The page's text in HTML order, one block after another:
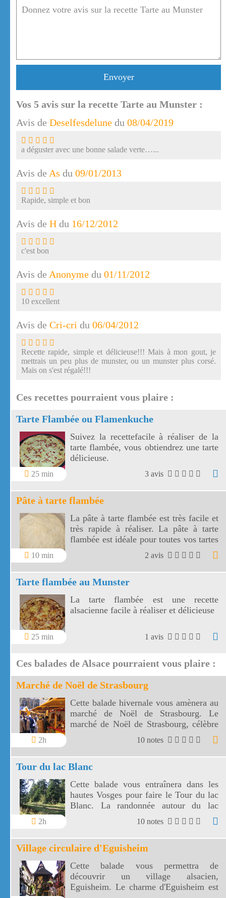
Envoyer
Vos 5 avis sur la recette Tarte au Munster :
Avis de Deselfesdelune du 08/04/2019
a déguster avec une bonne salade verte…...
Avis de As du 09/01/2013
Rapide, simple et bon
Avis de H du 16/12/2012
c'est bon
Avis de Anonyme du 01/11/2012
10 excellent
Avis de Cri-cri du 06/04/2012
Recette rapide, simple et délicieuse!!! Mais à mon gout, je
mettrais un peu plus de munster, ou un munster plus corsé.
Mais on s'est régalé!!!
Ces recettes pourraient vous plaire :
Tarte Flambée ou Flamenkuche
25 min
Suivez la recettefacile à réaliser de la
tarte flambée, vous obtiendrez une tarte
délicieuse.
3 avis
Pâte à tarte flambée
10 min
La pâte à tarte flambée est très facile et
très rapide à réaliser. La pâte à tarte
flambée est idéale pour toutes vos tartes
2 avis
Tarte flambée au Munster
25 min
La tarte flambée est une recette
alsacienne facile à réaliser et délicieuse
1 avis
Ces balades de Alsace pourraient vous plaire :
Marché de Noël de Strasbourg
2h
Cette balade hivernale vous amènera au
marché de Noël de Strasbourg. Le
marché de Noël de Strasbourg, célèbre
dans le monde entier, est le plus beau de
10 notes
Tour du lac Blanc
2h
Cette balade vous entraînera dans les
hautes Vosges pour faire le Tour du lac
Blanc. La randonnée autour du lac
Blanc est parsemée de panoramas
étendus et vertigineux.
10 notes
Village circulaire d'Eguisheim
Cette balade vous permettra de
découvrir un village alsacien,
Eguisheim. Le charme d'Eguisheim est